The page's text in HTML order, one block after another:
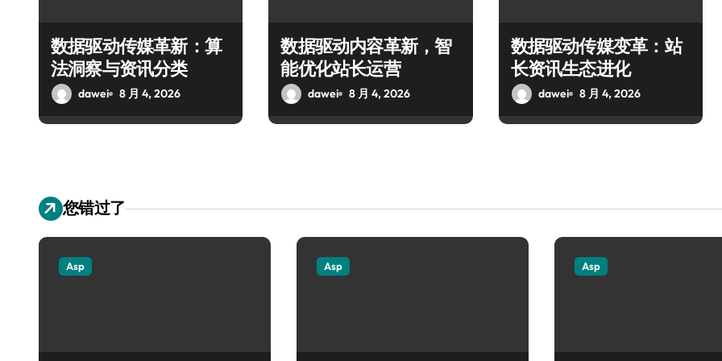
数据驱动传媒革新：算
法洞察与资讯分类
dawei 8 月 4, 2026
数据驱动内容革新，智
能优化站长运营
dawei 8 月 4, 2026
数据驱动传媒变革：站
长资讯生态进化
dawei 8 月 4, 2026
您错过了
Asp Asp Asp